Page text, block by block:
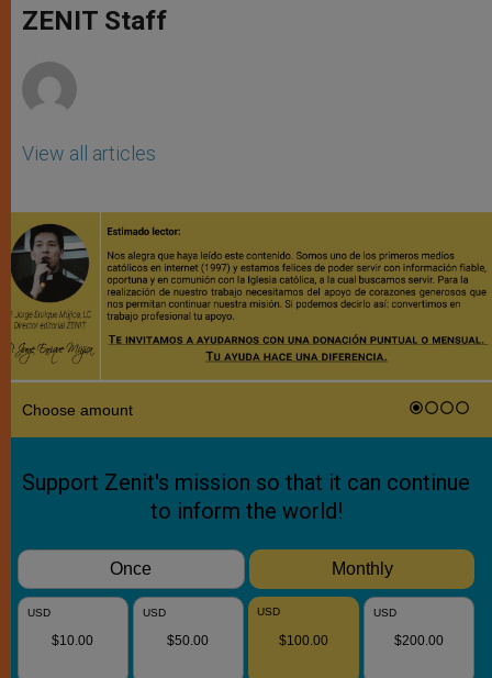
p
p
g
e
o
k
ZENIT Staff
View all articles